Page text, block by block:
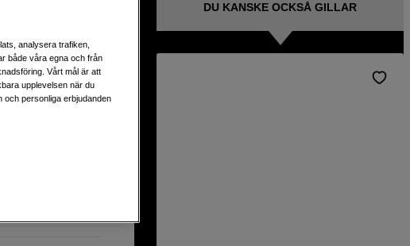
stabil
DU KANSKE OCKSÅ GILLAR
analysera trafiken,
både våra egna och från
Vårt mål är att
upplevelsen när du
och personliga erbjudanden